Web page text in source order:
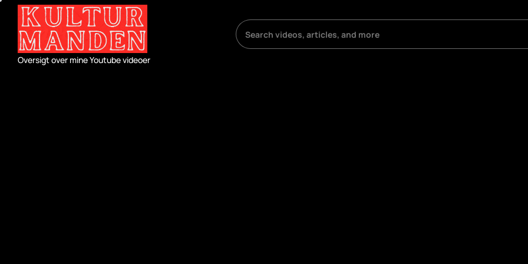
Skip
content
Oversigt over mine Youtube videoer